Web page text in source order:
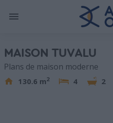
MAISON TUVALU
Plans de maison moderne
130.6 m2 4 2